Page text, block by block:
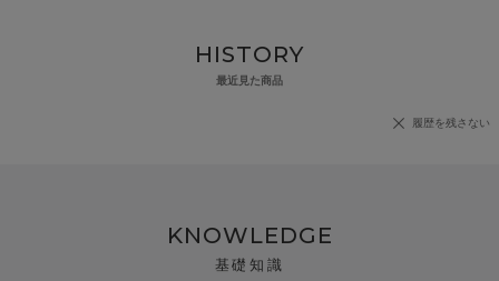
HISTORY
最近見た商品
履歴を残さない
KNOWLEDGE
基礎知識